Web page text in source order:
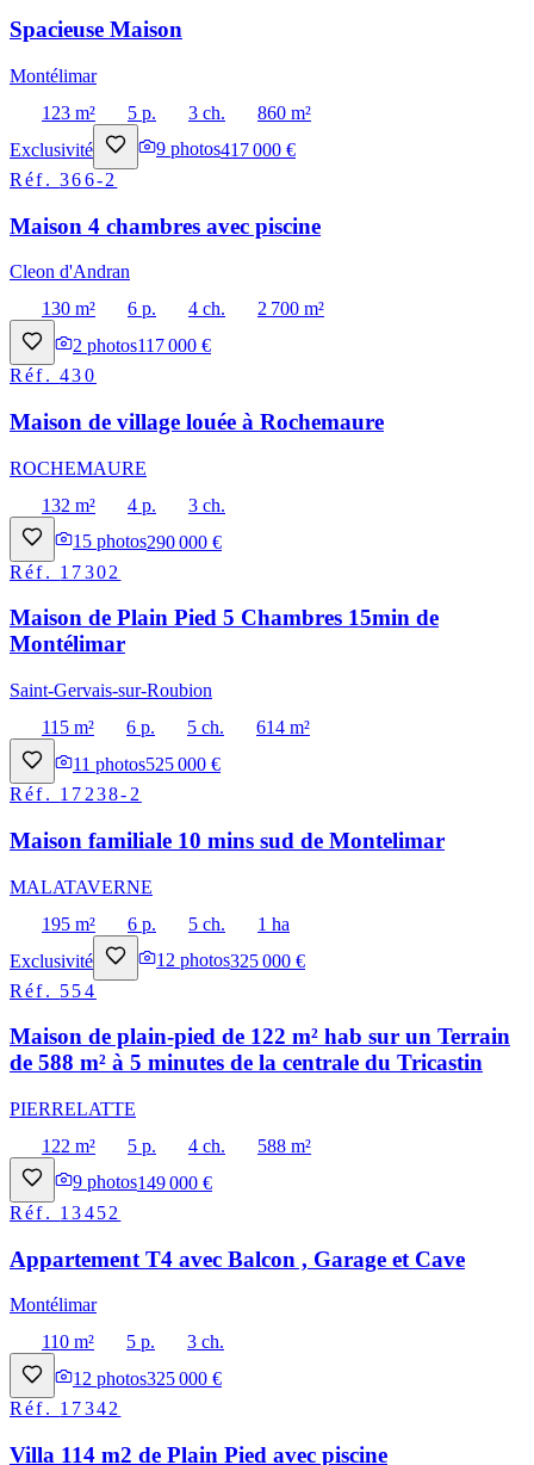
Spacieuse Maison
Montélimar
123 m²
5 p. 3 ch.
860 m²
Exclusivité
9 photos417 000 €
Réf.366-2
Maison 4 chambres avec piscine
Cleon d'Andran
130 m²
6 p. 4 ch.
2 700 m²
2 photos117 000 €
Réf.430
Maison de village louée à Rochemaure
ROCHEMAURE
132 m²
4 p.
3 ch.
15 photos290 000 €
Réf. 17302
Maison de Plain Pied 5 Chambres 15min de
Montélimar
Saint-Gervais-sur-Roubion
115 m²
6 p. 5 ch.
614 m²
11 photos525 000 €
Réf. 17238-2
Maison familiale 10 mins sud de Montelimar
MALATAVERNE
195 m²
6 p. 5 ch.
1 ha
Exclusivité
12 photos325 000 €
Réf. 554
Maison de plain-pied de 122 m² hab sur un Terrain
de 588 m² à 5 minutes de la centrale du Tricastin
PIERRELATTE
122 m²
5 p. 4 ch.
588 m²
9 photos149 000 €
Réf. 13452
Appartement T4 avec Balcon , Garage et Cave
Montélimar
110 m²
5 p.
3 ch.
12 photos325 000 €
Réf. 17342
Villa 114 m2 de Plain Pied avec piscine